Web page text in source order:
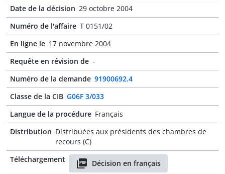
Date de la décision 29 octobre 2004
Numéro de l'affaire T 0151/02
En ligne le 17 novembre 2004
Requête en révision de -
Numéro de la demande 91900692.4
Classe de la CIB G06F 3/033
Langue de la procédure Français
Distribution Distribuées aux présidents des chambres de
recours (C)
Téléchargement
Décision en français